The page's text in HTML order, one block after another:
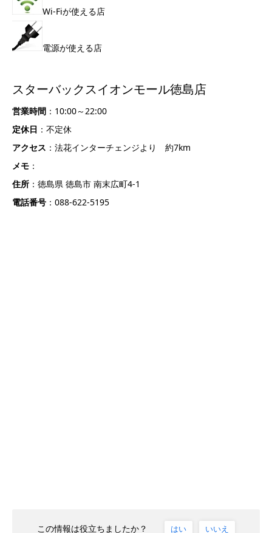
Wi-Fiが使える店
電源が使える店
スターバックスイオンモール徳島店
営業時間 ：10:00～22:00
定休日 ：不定休
アクセス ：法花インターチェンジより 約7km
メモ ：
住所 ：徳島県 徳島市 南末広町4-1
電話番号 ：088-622-5195
この情報は役立ちましたか？ はい いいえ